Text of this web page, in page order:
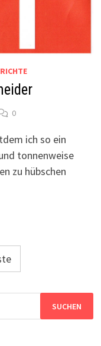
0
ich so ein
tonnenweise
zu hübschen